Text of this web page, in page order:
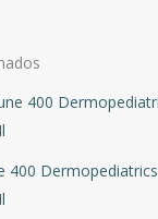
400 Dermopediatrics